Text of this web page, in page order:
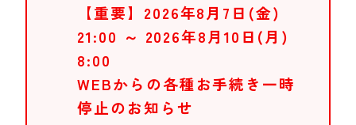
【重要】2026年8月7日(金)
21:00 ～ 2026年8月10日(月)
8:00
WEBからの各種お手続き一時
停止のお知らせ